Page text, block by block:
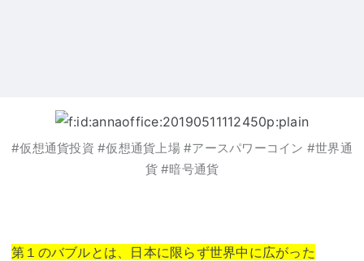
#仮想通貨投資 #仮想通貨上場 #アースパワーコイン #世界通
貨 #暗号通貨
第１のバブルとは、日本に限らず世界中に広がった